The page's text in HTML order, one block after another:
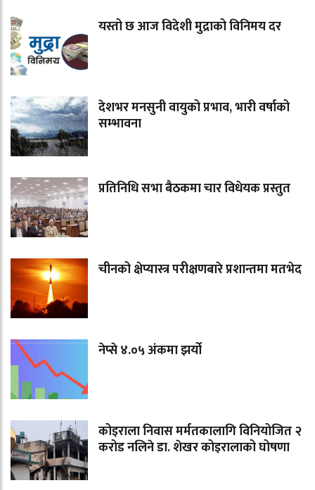
यस्तो छ आज विदेशी मुद्राको विनिमय दर
देशभर मनसुनी वायुको प्रभाव, भारी वर्षाको
सम्भावना
प्रतिनिधि सभा बैठकमा चार विधेयक प्रस्तुत
चीनको क्षेप्यास्त्र परीक्षणबारे प्रशान्तमा मतभेद
नेप्से ४.०५ अंकमा झर्यो
कोइराला निवास मर्मतकालागि विनियोजित २
करोड नलिने डा. शेखर कोइरालाको घोषणा